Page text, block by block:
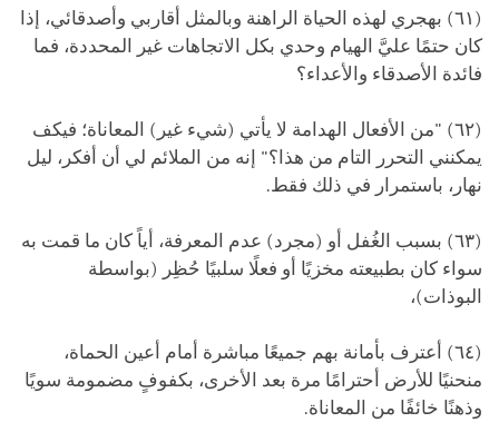
(٦١) بهجري لهذه الحياة الراهنة وبالمثل أقاربي وأصدقائي، إذا
كان حتمًا عليَّ الهيام وحدي بكل الاتجاهات غير المحددة، فما
فائدة الأصدقاء والأعداء؟
(٦٢) "من الأفعال الهدامة لا يأتي (شيء غير) المعاناة؛ فيكف
يمكنني التحرر التام من هذا؟" إنه من الملائم لي أن أفكر، ليل
نهار، باستمرار في ذلك فقط.
(٦٣) بسبب الغُفل أو (مجرد) عدم المعرفة، أياً كان ما قمت به
سواء كان بطبيعته مخزيًا أو فعلًا سلبيًا حُظِر (بواسطة
البوذات)،
(٦٤) أعترف بأمانة بهم جميعًا مباشرة أمام أعين الحماة،
منحنيًا للأرض أحترامًا مرة بعد الأخرى، بكفوفٍ مضمومة سويًا
وذهنًا خائفًا من المعاناة.